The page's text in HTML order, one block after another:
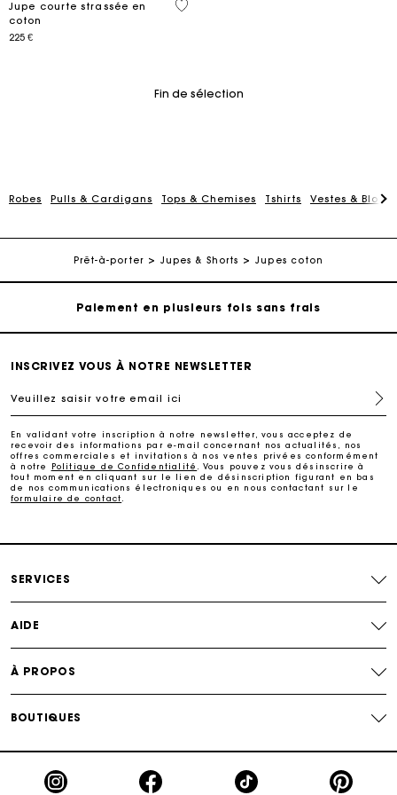
Jupe courte strassée en
coton
225 €
5 out of 5 Customer Rating
Fin de sélection
Robes Pulls & Cardigans Tops & Chemises Tshirts Vestes &
Prêt-à-porter Jupes & Shorts Jupes coton
Carte Cadeau Maje : la meilleure façon d'offrir le
Livraison à domicile offerte sous 2 jours ouvrés
Paiement en plusieurs fois sans frais
Echanges & Retours offerts
Carte Cadeau Maje : la meilleure façon d'offrir le
cadeau parfait
Livraison à domicile offerte sous 2 jours ouvrés
Echanges & Retours offerts
Carte Cadeau Maje : la meilleure façon d'offrir le
INSCRIVEZ VOUS À NOTRE NEWSLETTER
Veuillez saisir votre email ici
En validant votre inscription à notre newsletter, vous acceptez de
recevoir des informations par e-mail concernant nos actualités, nos
offres commerciales et invitations à nos ventes privées conformément
à notre
Politique de Confidentialité . Vous pouvez vous désinscrire à
tout moment en cliquant sur le lien de désinscription figurant en bas
de nos communications électroniques ou en nous contactant sur le
formulaire de contact.
SERVICES
AIDE
À PROPOS
BOUTIQUES